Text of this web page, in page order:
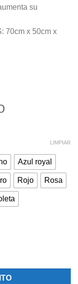
su
70cm x 50cm x
Azul royal
Rojo Rosa
LIMPIAR